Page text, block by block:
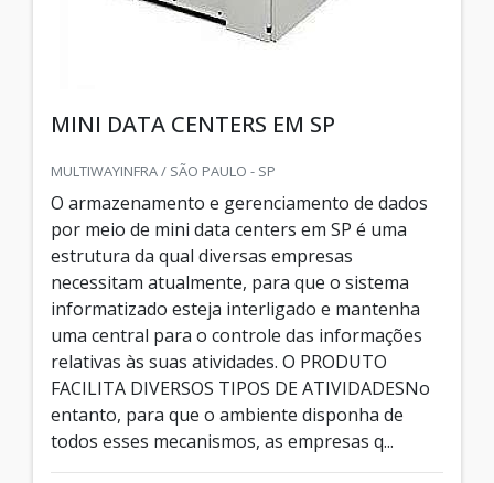
MINI DATA CENTERS EM SP
MULTIWAYINFRA / SÃO PAULO - SP
O armazenamento e gerenciamento de dados
por meio de mini data centers em SP é uma
estrutura da qual diversas empresas
necessitam atualmente, para que o sistema
informatizado esteja interligado e mantenha
uma central para o controle das informações
relativas às suas atividades. O PRODUTO
FACILITA DIVERSOS TIPOS DE ATIVIDADESNo
entanto, para que o ambiente disponha de
todos esses mecanismos, as empresas q...